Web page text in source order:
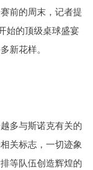
前的周末，记者提
始的顶级桌球盛宴
新花样。
多与斯诺克有关的
关标志，一切迹象
等队伍创造辉煌的